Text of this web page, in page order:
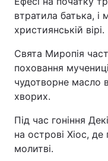
втратила батька, і
християнській вірі.
Свята Миропія
поховання
чудотворне масло
хворих.
Під час гоніння
на острові Хіос,
молитві.